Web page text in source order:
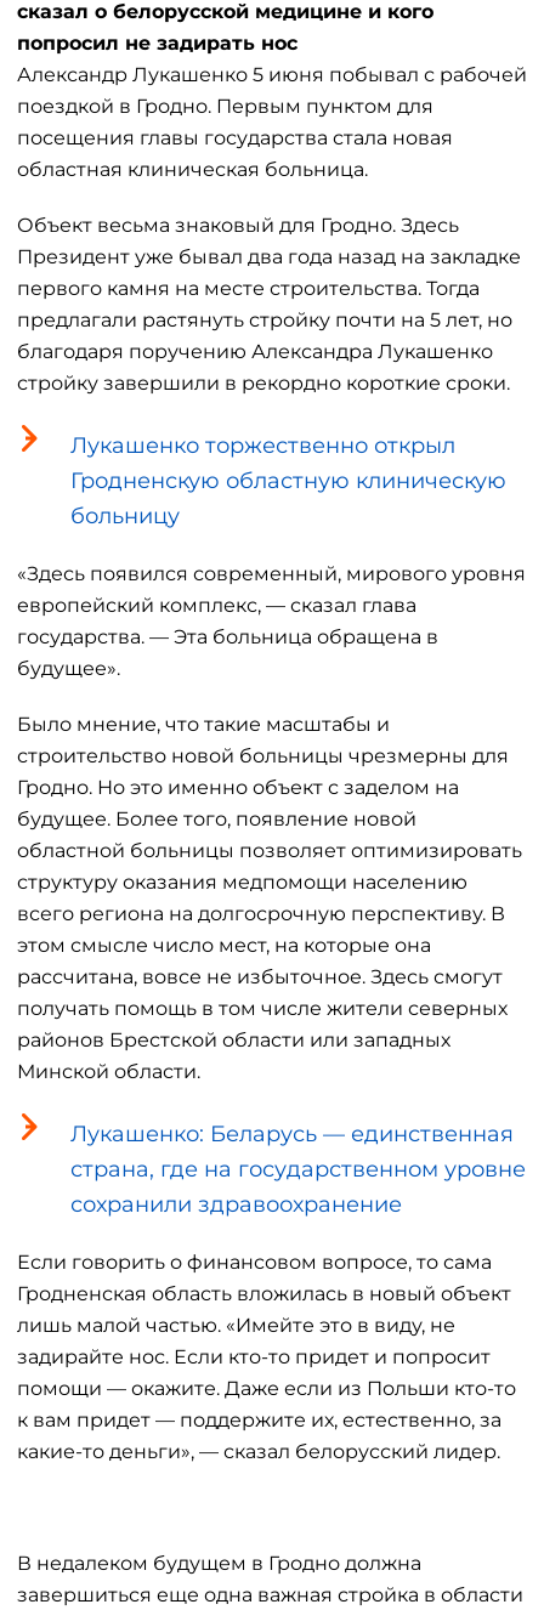
сказал о белорусской медицине и кого
попросил не задирать нос
Александр Лукашенко 5 июня побывал с рабочей
поездкой в Гродно. Первым пунктом для
посещения главы государства стала новая
областная клиническая больница.
Объект весьма знаковый для Гродно. Здесь
Президент уже бывал два года назад на закладке
первого камня на месте строительства. Тогда
предлагали растянуть стройку почти на 5 лет, но
благодаря поручению Александра Лукашенко
стройку завершили в рекордно короткие сроки.
Лукашенко торжественно открыл
Гродненскую областную клиническую
больницу
«Здесь появился современный, мирового уровня
европейский комплекс, — сказал глава
государства. — Эта больница обращена в
будущее».
Было мнение, что такие масштабы и
строительство новой больницы чрезмерны для
Гродно. Но это именно объект с заделом на
будущее. Более того, появление новой
областной больницы позволяет оптимизировать
структуру оказания медпомощи населению
всего региона на долгосрочную перспективу. В
этом смысле число мест, на которые она
рассчитана, вовсе не избыточное. Здесь смогут
получать помощь в том числе жители северных
районов Брестской области или западных
Минской области.
Лукашенко: Беларусь — единственная
страна, где на государственном уровне
сохранили здравоохранение
Если говорить о финансовом вопросе, то сама
Гродненская область вложилась в новый объект
лишь малой частью. «Имейте это в виду, не
задирайте нос. Если кто-то придет и попросит
помощи — окажите. Даже если из Польши кто-то
к вам придет — поддержите их, естественно, за
какие-то деньги», — сказал белорусский лидер.
В недалеком будущем в Гродно должна
завершиться еще одна важная стройка в области